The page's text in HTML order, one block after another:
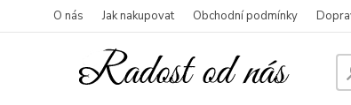
O nás Jak nakupovat Obchodní podmínky